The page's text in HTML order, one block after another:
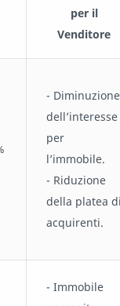
per il
Venditore
- Diminuzione
dell’interesse
per
l’immobile.
- Riduzione
della platea
acquirenti.
- Immobile